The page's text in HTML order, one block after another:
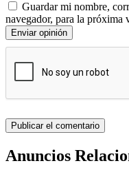
Guardar mi nombre,
navegador, para la próxima
Enviar opinión
Anuncios